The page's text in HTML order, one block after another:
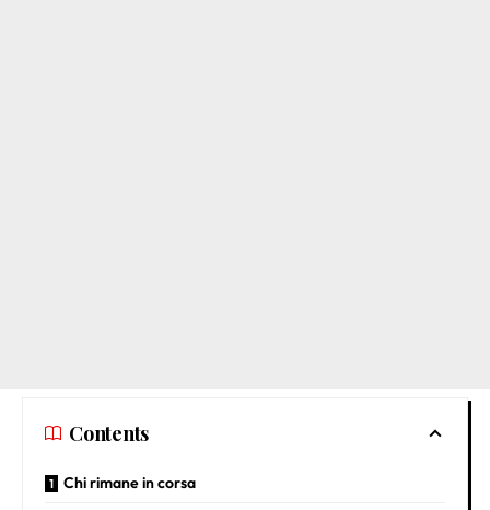
Contents
Chi rimane in corsa